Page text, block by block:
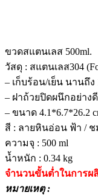
ขวดสแตนเลส 500ml.
วัสดุ : สแตนเลส304
– เก็บร้อน/เย็น นานถึง
– ฝาถ้วยปิดผนึกอย่าง
– ขนาด 4.1*6.7*26.2
สี : ลายหินอ่อน ฟ้า / ช
ความจุ : 500 ml
น้ำหนัก : 0.34 kg
จำนวนขั้นต่ำในการผ
หมายเหตุ :